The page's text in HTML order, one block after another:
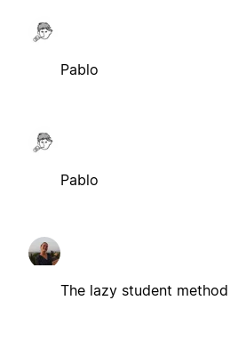
Pablo
Pablo
The lazy student method